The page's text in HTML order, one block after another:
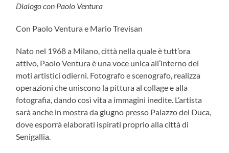
Dialogo con Paolo Ventura
Con Paolo Ventura e Mario Trevisan
Nato nel 1968 a Milano, città nella quale è tutt’ora
attivo, Paolo Ventura è una voce unica all’interno dei
moti artistici odierni. Fotografo e scenografo, realizza
operazioni che uniscono la pittura al collage e alla
fotografia, dando così vita a immagini inedite. L’artista
sarà anche in mostra da giugno presso Palazzo del Duca,
dove esporrà elaborati ispirati proprio alla città di
Senigallia.